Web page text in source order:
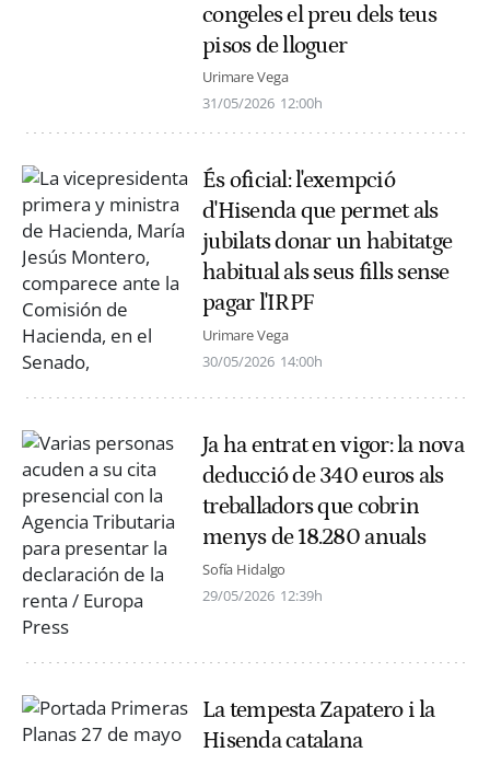
congeles el preu dels teus
pisos de lloguer
Urimare Vega
31/05/2026 12:00h
És oficial: l'exempció
d'Hisenda que permet als
jubilats donar un habitatge
habitual als seus fills sense
pagar l'IRPF
Urimare Vega
30/05/2026 14:00h
Ja ha entrat en vigor: la nova
deducció de 340 euros als
treballadors que cobrin
menys de 18.280 anuals
Sofía Hidalgo
29/05/2026 12:39h
La tempesta Zapatero i la
Hisenda catalana